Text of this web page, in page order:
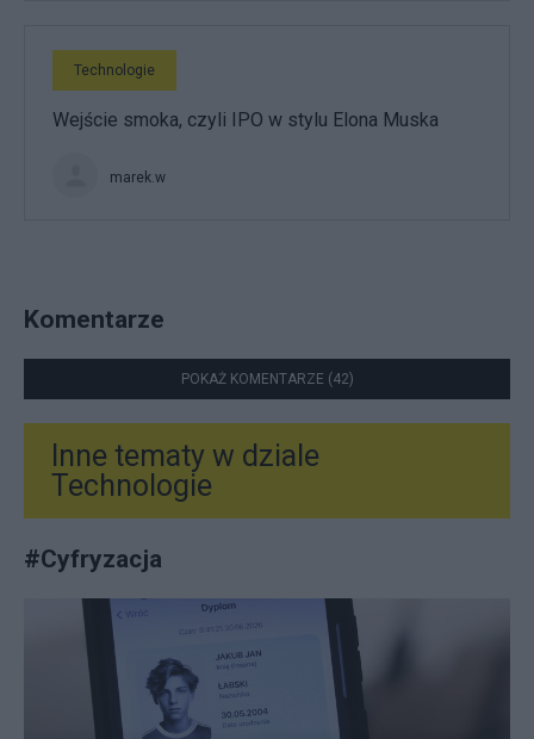
Technologie
Wejście smoka, czyli IPO w stylu Elona Muska
marek.w
Komentarze
POKAŻ KOMENTARZE (42)
Inne tematy w dziale
Technologie
#Cyfryzacja